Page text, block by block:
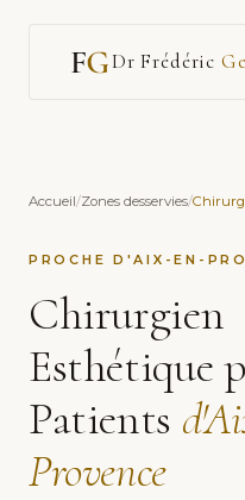
Dr Frédéric
Accueil/Zones desservies/
PROCHE D'AIX-EN-
Chirurgien
Esthétique
Patients
Provence